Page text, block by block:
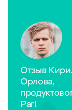
Отзыв
Орлова,
Pari